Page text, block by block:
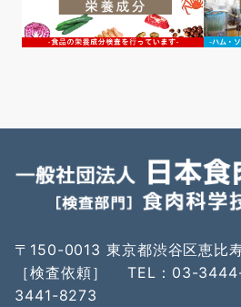
〒150-0013 東京都渋谷区恵比
［検査依頼］ TEL：03-
3441-8273